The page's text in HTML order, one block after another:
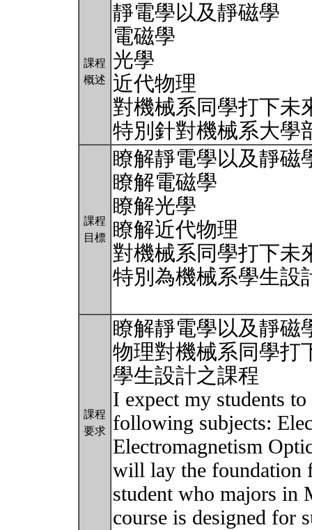
課程
概述
靜電學以及靜磁學
電磁學
光學
近代物理
對機械系同學打下未
特別針對機械系大
課程
目標
瞭解靜電學以及靜磁
瞭解電磁學
瞭解光學
瞭解近代物理
對機械系同學打下未
特別為機械系學生設
課程
要求
瞭解靜電學以及靜磁
物理對機械系同學打
學生設計之課程
I expect my students
following subjects:
Electromagnetism
will lay the foundation
student who majors in
course is designed for